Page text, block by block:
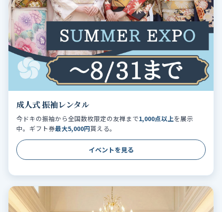
成人式 振袖レンタル
今ドキの振袖から全国数枚限定の友禅まで1,000点以上を展示
中。ギフト券最大5,000円貰える。
イベントを見る